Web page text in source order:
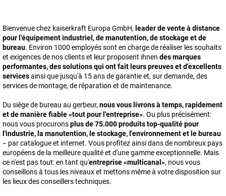
Bienvenue chez kaiserkraft Europa GmbH, leader de vente à distance
pour l'équipement industriel, de manutention, de stockage et de
bureau. Environ 1000 employés sont en charge de réaliser les souhaits
et exigences de nos clients et leur proposent ihnen des marques
performantes, des solutions qui ont fait leurs preuves et d'excellents
servicesainsi que jusqu'à 15 ans de garantie et, sur demande, des
services de montage, de réparation et de maintenance.
Du siège de bureau au gerbeur, nous vous livrons à temps, rapidement
et de manière fiable «tout pour l'entreprise». Ou plus précisément:
nous vous procuronsplus de75.000produits top-qualité pour
l'industrie, la manutention, le stockage, l'environnement et le bureau
− par catalogue et internet. Vous profitez ainsi dans de nombreux pays
européens de la meilleure qualité et d'une gamme exceptionnelle. Mais
ce n'est pas tout: en tant qu'entreprise «multicanal», nous vous
conseillons à tous les niveaux et mettons même à votre disposition sur
les lieux des conseillers techniques.